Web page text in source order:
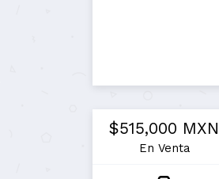
$515,000 MXN
En Venta